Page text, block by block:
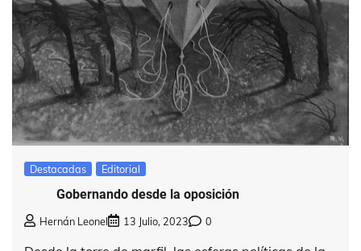
Destacadas Editorial
Gobernando desde la oposición
Hernán Leonel 13 Julio, 2023 0